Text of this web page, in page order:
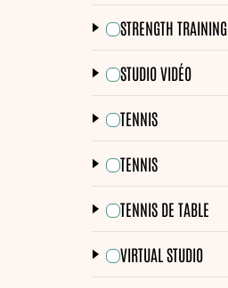
STRENGTH TRAINING
STUDIO VIDÉO
TENNIS
TENNIS
TENNIS DE TABLE
VIRTUAL STUDIO